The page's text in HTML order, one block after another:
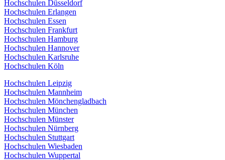
Hochschulen Düsseldorf
Hochschulen Erlangen
Hochschulen Essen
Hochschulen Frankfurt
Hochschulen Hamburg
Hochschulen Hannover
Hochschulen Karlsruhe
Hochschulen Köln
Hochschulen Leipzig
Hochschulen Mannheim
Hochschulen Mönchengladbach
Hochschulen München
Hochschulen Münster
Hochschulen Nürnberg
Hochschulen Stuttgart
Hochschulen Wiesbaden
Hochschulen Wuppertal